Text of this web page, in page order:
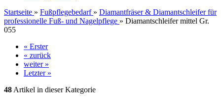
Startseite » Fußpflegebedarf » Diamantfräser & Diamantschleifer für
professionelle Fuß- und Nagelpflege » Diamantschleifer mittel Gr.
055
« Erster
« zurück
weiter »
Letzter »
48 Artikel in dieser Kategorie